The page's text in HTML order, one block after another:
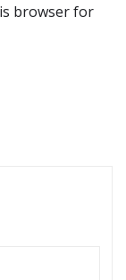
browser for